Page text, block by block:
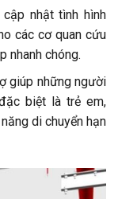
cập nhật tình hình
các cơ quan cứu
nhanh chóng.
giúp những người
biệt là trẻ em,
di chuyển hạn